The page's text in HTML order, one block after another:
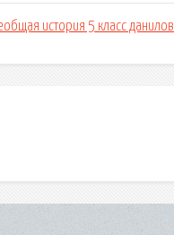
история 5 класс данилов